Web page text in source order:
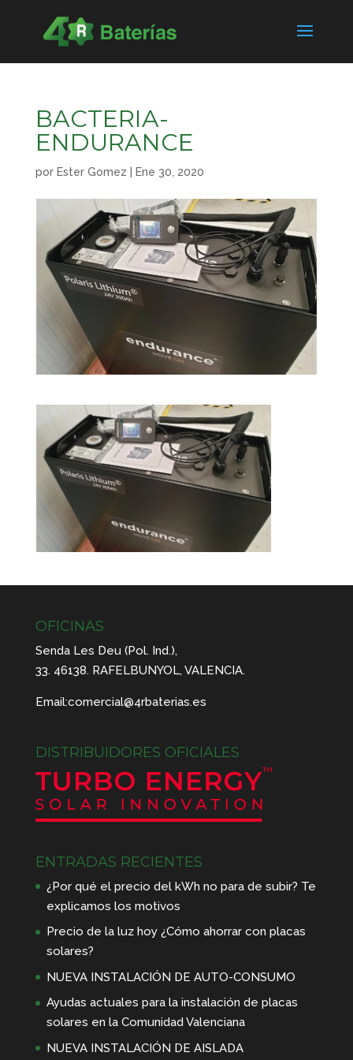
BACTERIA-
ENDURANCE
por Ester Gomez Ene 30, 2020
OFICINAS
Senda Les Deu (Pol. Ind.),
33. 46138. RAFELBUNYOL, VALENCIA.
Email:comercial@4rbaterias.es
DISTRIBUIDORES OFICIALES
ENTRADAS RECIENTES
¿Por qué el precio del kWh no para de subir? Te
explicamos los motivos
Precio de la luz hoy ¿Cómo ahorrar con placas
solares?
NUEVA INSTALACIÓN DE AUTO-CONSUMO
Ayudas actuales para la instalación de placas
solares en la Comunidad Valenciana
NUEVA INSTALACIÓN DE AISLADA